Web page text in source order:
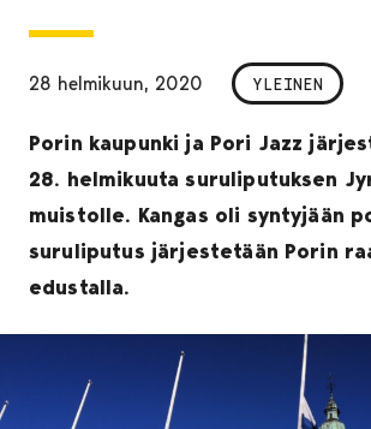
28 helmikuun, 2020 YLEINEN
Porin kaupunki ja Pori Jazz
28. helmikuuta suruliputuksen
muistolle. Kangas oli syntyjään
suruliputus järjestetään Porin
edustalla.